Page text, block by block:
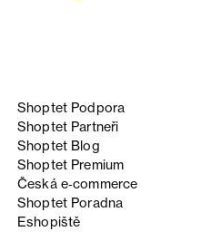
Shoptet Podpora
Shoptet Partneři
Shoptet Blog
Shoptet Premium
Česká e‑commerce
Shoptet Poradna
Eshopiště